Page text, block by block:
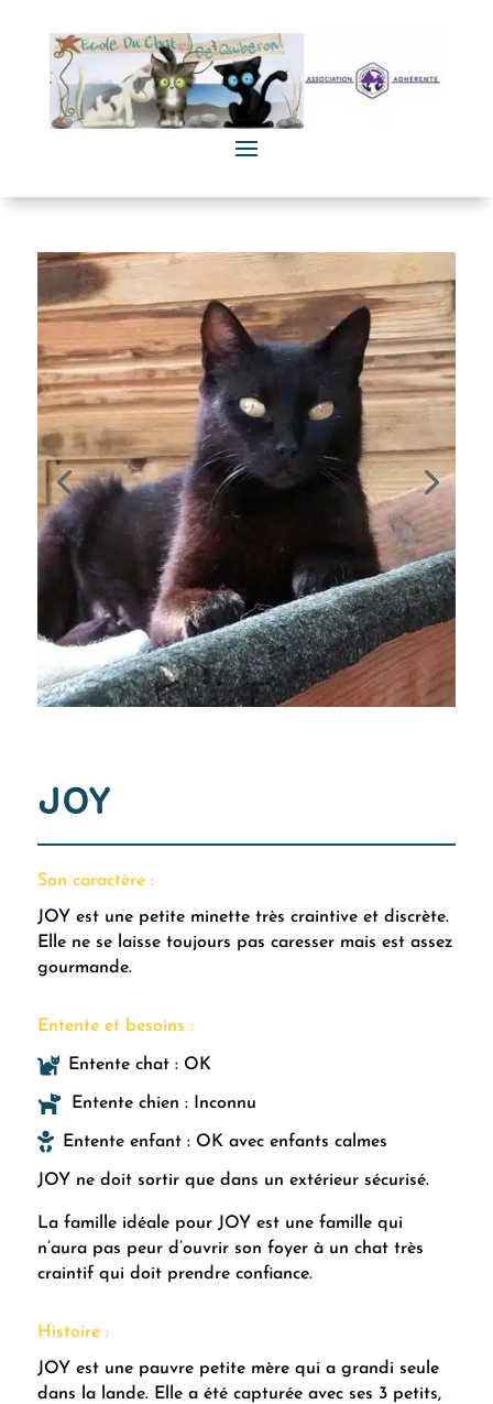
JOY
Son caractère :
JOY est une petite minette très craintive et discrète.
Elle ne se laisse toujours pas caresser mais est assez
gourmande.
Entente et besoins :
 Entente chat : OK
 Entente chien : Inconnu
 Entente enfant : OK avec enfants calmes
JOY ne doit sortir que dans un extérieur sécurisé.
La famille idéale pour JOY est une famille qui
n’aura pas peur d’ouvrir son foyer à un chat très
craintif qui doit prendre confiance.
Histoire :
JOY est une pauvre petite mère qui a grandi seule
dans la lande. Elle a été capturée avec ses 3 petits,